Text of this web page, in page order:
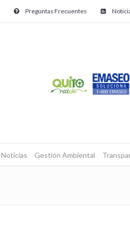
Preguntas Frecuentes
Noticias Gestión Ambiental